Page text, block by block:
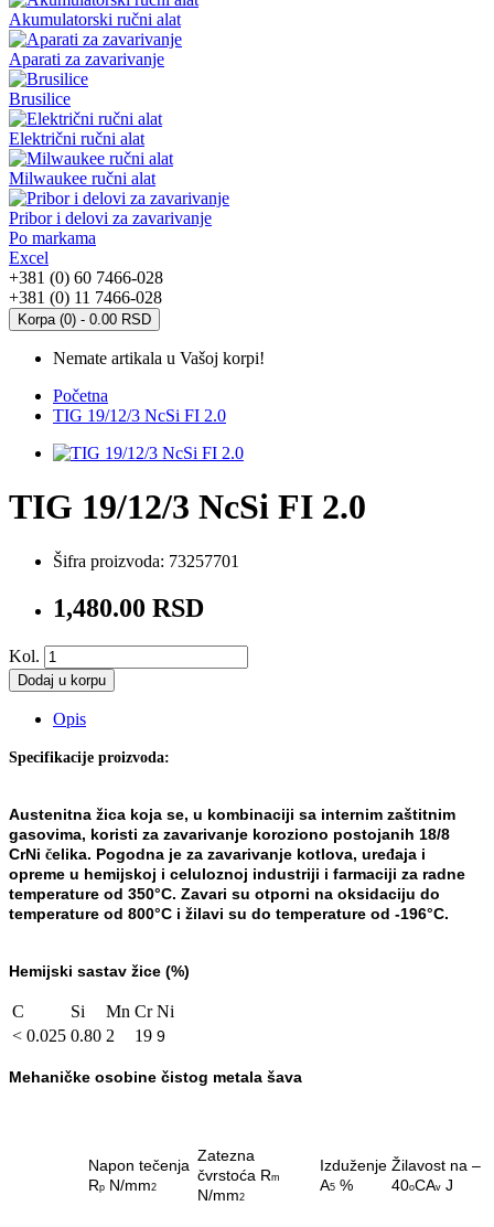
Akumulatorski ručni alat
Aparati za zavarivanje
Brusilice
Električni ručni alat
Milwaukee ručni alat
Pribor i delovi za zavarivanje
Po markama
Excel
+381 (0) 60 7466-028
+381 (0) 11 7466-028
Korpa (0) - 0.00 RSD
Nemate artikala u Vašoj korpi!
Početna
TIG 19/12/3 NcSi FI 2.0
TIG 19/12/3 NcSi FI 2.0
Šifra proizvoda: 73257701
1,480.00 RSD
Kol.
Dodaj u korpu
Opis
Specifikacije proizvoda:
Austenitna žica koja se, u kombinaciji sa internim zaštitnim
gasovima, koristi za zavarivanje koroziono postojanih 18/8
CrNi čelika. Pogodna je za zavarivanje kotlova, uređaja i
opreme u hemijskoj i celuloznoj industriji i farmaciji za radne
temperature od 350°C. Zavari su otporni na oksidaciju do
temperature od 800°C i žilavi su do temperature od -196°C.
Hemijski sastav žice (%)
C Si Mn Cr Ni
< 0.025 0.80 2 19 9
Mehaničke osobine čistog metala šava
Napon tečenja
Rp N/mm2
Zatezna
čvrstoća Rm
N/mm2
Izduženje
A5 %
Žilavost na –
40oCAv J